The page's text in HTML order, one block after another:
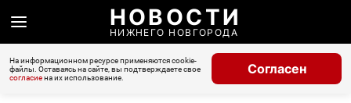
НОВОСТИ
НИЖНЕГО НОВГОРОДА
На информационном ресурсе применяются cookie-
файлы. Оставаясь на сайте, вы подтверждаете свое
согласиена их использование.
Согласен